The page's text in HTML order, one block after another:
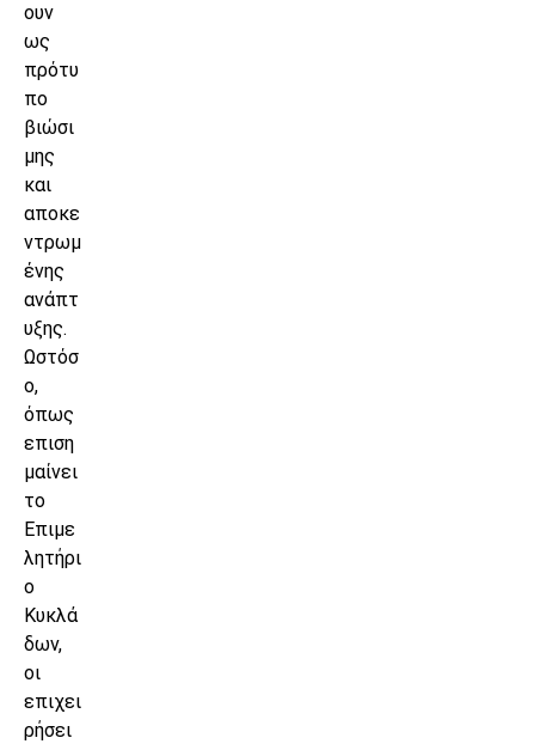
ουν
ως
πρότυ
πο
βιώσι
μης
και
αποκε
ντρωμ
ένης
ανάπτ
υξης.
Ωστόσ
ο,
όπως
επιση
μαίνει
το
Επιμε
λητήρι
ο
Κυκλά
δων,
οι
επιχει
ρήσει